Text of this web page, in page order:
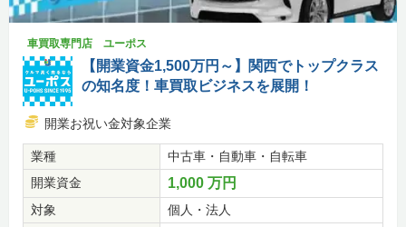
車買取専門店 ユーポス
【開業資金1,500万円～】関西でトップクラス
の知名度！車買取ビジネスを展開！
開業お祝い金対象企業
業種
中古車・自動車・自転車
開業資金
1,000 万円
対象
個人・法人